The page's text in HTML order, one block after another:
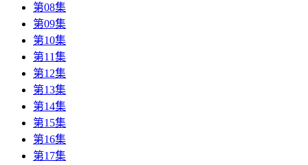
第08集
第09集
第10集
第11集
第12集
第13集
第14集
第15集
第16集
第17集